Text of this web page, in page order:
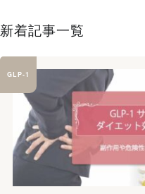
新着記事一覧
GLP-1